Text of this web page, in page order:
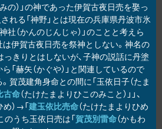
の）」の神であった伊賀古夜日売を娶っ
れる「神野」とは現在の兵庫県丹波市氷
社（かんのじんじゃ）」のことと考えら
伊賀古夜日売を祭神としない。神名の
っきりとはしないが、子神の説話に丹塗
「赫矢（かぐや）」と関連しているので
賀茂建角身命との間に「玉依日子（たま
古命（たけたまよりひこのみこと）」」、
め）→「建玉依比売命（たけたまよりひめ
のうち玉依日売は「賀茂別雷命（かもわ